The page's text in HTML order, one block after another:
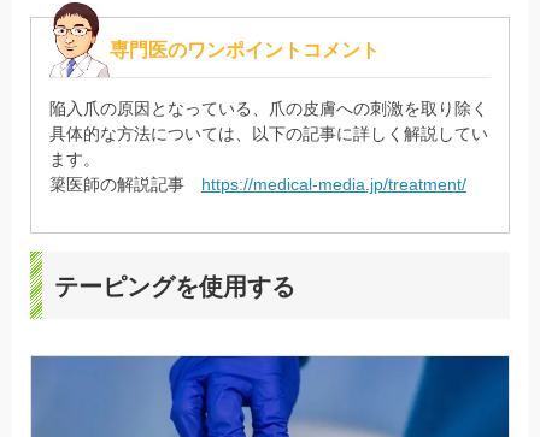
専門医のワンポイントコメント
陥入爪の原因となっている、爪の皮膚への刺激を取り除く
具体的な方法については、以下の記事に詳しく解説してい
ます。
簗医師の解説記事 https://medical-media.jp/treatment/
テーピングを使用する